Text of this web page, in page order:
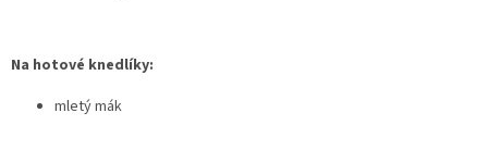
Na hotové knedlíky:
mletý mák